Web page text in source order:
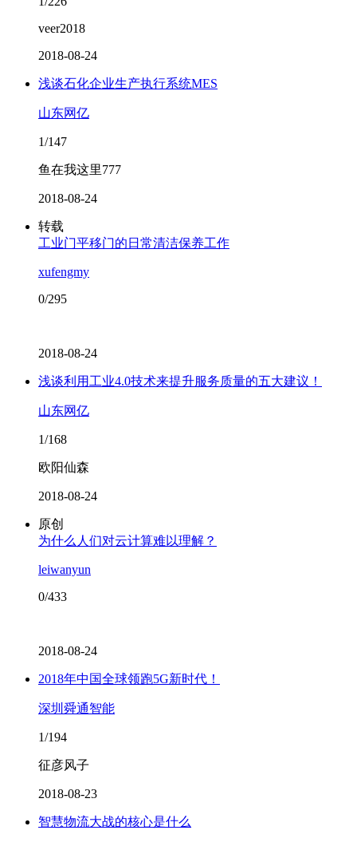
veer2018
2018-08-24
浅谈石化企业生产执行系统MES
山东网亿
1/147
鱼在我这里777
2018-08-24
转载
工业门平移门的日常清洁保养工作
xufengmy
0/295
2018-08-24
浅谈利用工业4.0技术来提升服务质量的五大建议！
山东网亿
1/168
欧阳仙森
2018-08-24
原创
为什么人们对云计算难以理解？
leiwanyun
0/433
2018-08-24
2018年中国全球领跑5G新时代！
深圳舜通智能
1/194
征彦风子
2018-08-23
智慧物流大战的核心是什么